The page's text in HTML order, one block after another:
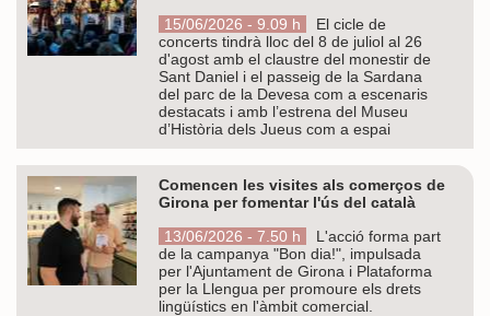
15/06/2026 - 9.09 h
El cicle de
concerts tindrà lloc del 8 de juliol al 26
d'agost amb el claustre del monestir de
Sant Daniel i el passeig de la Sardana
del parc de la Devesa com a escenaris
destacats i amb l’estrena del Museu
d’Història dels Jueus com a espai
Comencen les visites als comerços de
Girona per fomentar l'ús del català
13/06/2026 - 7.50 h
L'acció forma part
de la campanya "Bon dia!", impulsada
per l'Ajuntament de Girona i Plataforma
per la Llengua per promoure els drets
lingüístics en l'àmbit comercial.